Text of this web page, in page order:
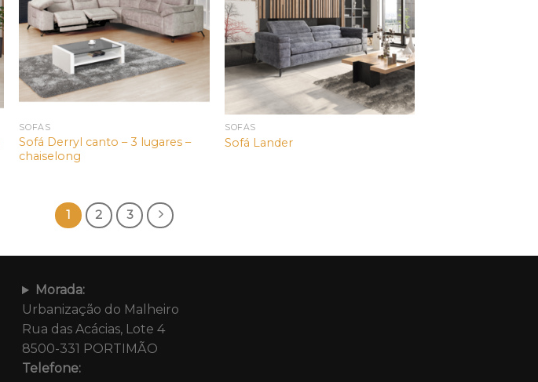
SOFÁS
Sofá Derryl canto – 3 lugares –
chaiselong
SOFÁS
Sofá Lander
1 2 3
Morada:
Urbanização do Malheiro
Rua das Acácias, Lote 4
8500-331 PORTIMÃO
Telefone: